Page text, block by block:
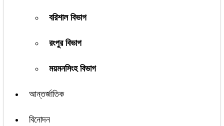
বরিশাল বিভাগ
রংপুর বিভাগ
ময়মনসিংহ বিভাগ
আন্তর্জাতিক
বিনোদন